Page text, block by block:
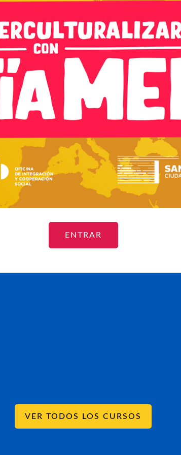
ENTRAR
VER TODOS LOS CURSOS